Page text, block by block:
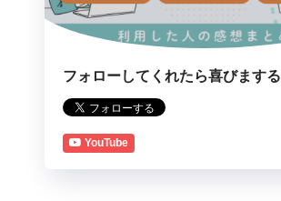
フォローしてくれたら喜びまする
YouTube